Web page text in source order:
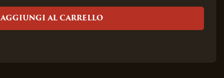
AGGIUNGI AL CARRELLO